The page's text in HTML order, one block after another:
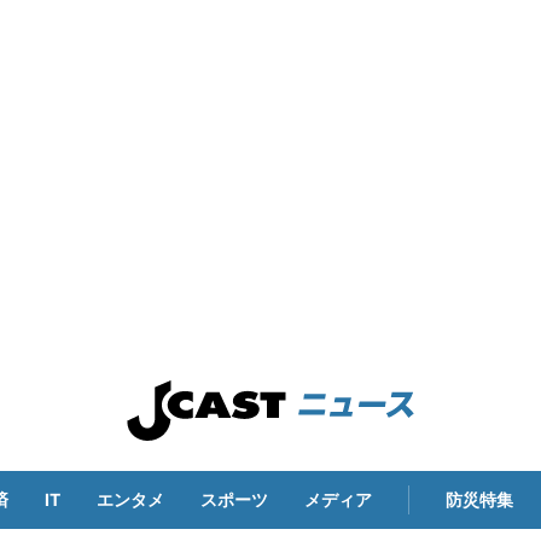
IT エンタメ スポーツ メディア 防災特集